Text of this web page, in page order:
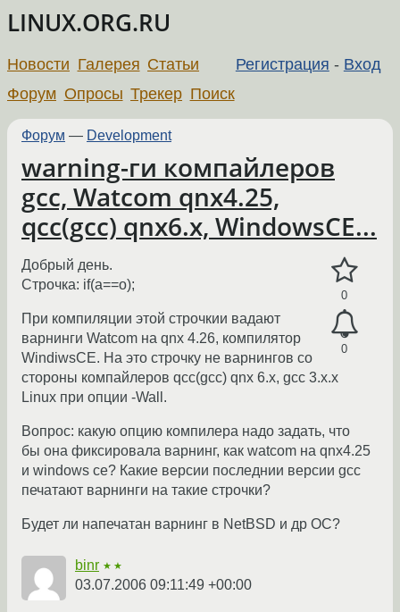
LINUX.ORG.RU
Регистрация - Вход
Новости Галерея Статьи
Форум Опросы Трекер Поиск
Форум — Development
warning-ги компайлеров
gcc, Watcom qnx4.25,
qcc(gcc) qnx6.x, WindowsCE...
0
0
Добрый день.
Строчка: if(a==o);
При компиляции этой строчкии вадают
варнинги Watcom на qnx 4.26, компилятор
WindiwsCE. На это строчку не варнингов со
стороны компайлеров qcc(gcc) qnx 6.x, gcc 3.x.x
Linux при опции -Wall.
Вопрос: какую опцию компилера надо задать, что
бы она фиксировала варнинг, как watcom на qnx4.25
и windows ce? Какие версии последнии версии gcc
печатают варнинги на такие строчки?
Будет ли напечатан варнинг в NetBSD и др ОС?
binr ★★
03.07.2006 09:11:49 +00:00